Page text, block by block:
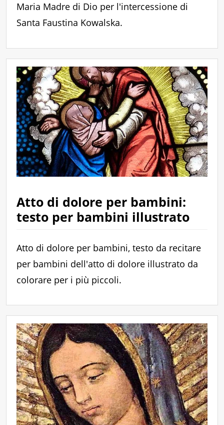
Maria Madre di Dio per l'intercessione di
Santa Faustina Kowalska.
Atto di dolore per bambini:
testo per bambini illustrato
Atto di dolore per bambini, testo da recitare
per bambini dell'atto di dolore illustrato da
colorare per i più piccoli.